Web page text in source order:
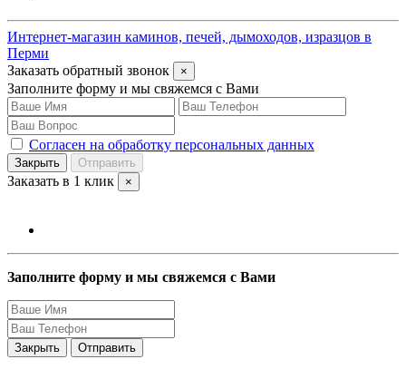
Интернет-магазин каминов, печей, дымоходов, изразцов в
Перми
Заказать обратный звонок
×
Заполните форму и мы свяжемся с Вами
Согласен на обработку персональных данных
Закрыть Отправить
Заказать в 1 клик ×
Заполните форму и мы свяжемся с Вами
Закрыть Отправить